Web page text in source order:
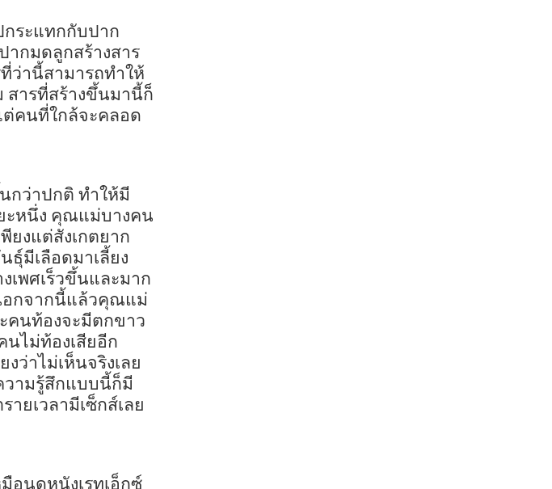
กระแทกกับปาก
กมดลูกสร้างสาร
ที่ว่านี้สามารถทำให้
สารที่สร้างขึ้นมานี้ก็
คนที่ใกล้จะคลอด
กว่าปกติ ทำให้มี
ะหนึ่ง คุณแม่บางคน
งแต่สังเกตยาก
ธุ์มีเลือดมาเลี้ยง
เพศเร็วขึ้นและมาก
กจากนี้แล้วคุณแม่
คนท้องจะมีตกขาว
ไม่ท้องเสียอีก
ว่าไม่เห็นจริงเลย
ามรู้สึกแบบนี้ก็มี
ยเวลามีเซ็กส์เลย
อนดูหนังเรทเอ็กซ์